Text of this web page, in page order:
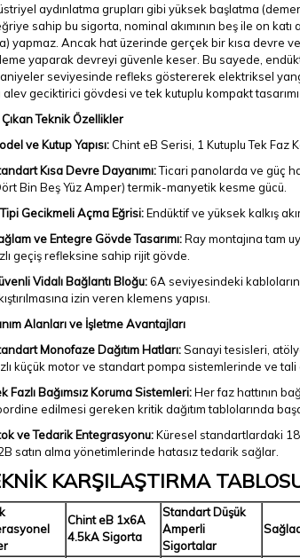
aydınlatma grupları gibi yüksek başlatma
sahip bu sigorta, nominal akımının beş ile on
yapmaz. Ancak hat üzerinde gerçek bir kısa devre
yaparak devreyi güvenle keser. Bu sayede,
seviyesinde refleks göstererek elektriksel
alev geciktirici gövdesi ve tek kutuplu kompakt
Teknik Özellikler
ve Kutup Yapısı:Chint eB Serisi, 1 Kutuplu Tek Faz
Kısa Devre Dayanımı:Ticari panolarda ve güç
Bin Beş Yüz Amper) termik-manyetik kesme gücü.
Gecikmeli Açma Eğrisi:Endüktif ve yüksek kalkış
ve Entegre Gövde Tasarımı:Ray montajına tam
geçiş refleksine sahip rijit gövde.
Vidalı Bağlantı Bloğu:6A seviyesindeki
izin veren klemens yapısı.
Alanları ve İşletme Avantajları
Monofaze Dağıtım Hatları:Sanayi tesisleri,
küçük motor ve standart pompa sistemlerinde ve tali
Fazlı Bağımsız Koruma Sistemleri:Her faz hattının
edilmesi gereken kritik dağıtım tablolarında
ve Tedarik Entegrasyonu:Küresel standartlardaki
satın alma yönetimlerinde hatasız tedarik sağlar.
KARŞILAŞTIRMA
Chint eB 1x6A
4.5kA Sigorta
Standart Düşük
Amperli
Sigortalar